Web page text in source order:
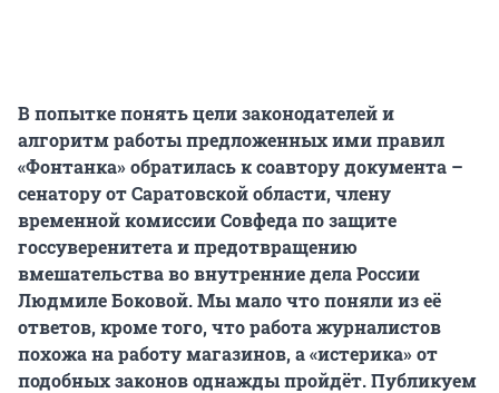
В попытке понять цели законодателей и
алгоритм работы предложенных ими правил
«Фонтанка» обратилась к соавтору документа –
сенатору от Саратовской области, члену
временной комиссии Совфеда по защите
госсуверенитета и предотвращению
вмешательства во внутренние дела России
Людмиле Боковой. Мы мало что поняли из её
ответов, кроме того, что работа журналистов
похожа на работу магазинов, а «истерика» от
подобных законов однажды пройдёт. Публикуем